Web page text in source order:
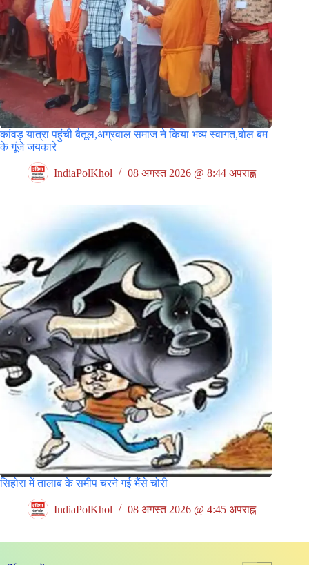
कांवड़ यात्रा पहुंची बैतूल,अग्रवाल समाज ने किया भव्य स्वागत,बोल बम
के गूंजे जयकारे
IndiaPolKhol 08 अगस्त 2026 @ 8:44 अपराह्न
सिहोरा में तालाब के समीप चरने गई भैंसे चोरी
IndiaPolKhol 08 अगस्त 2026 @ 4:45 अपराह्न